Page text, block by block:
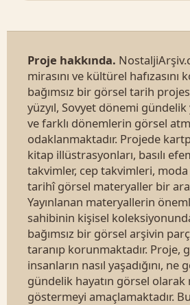
Proje hakkında.
mirasını ve kültürel hafızasını
bağımsız bir görsel tarih
yüzyıl, Sovyet dönemi gündelik
ve farklı dönemlerin görsel
odaklanmaktadır. Projede
kitap illüstrasyonları, basılı
takvimler, cep takvimleri,
tarihî görsel materyaller bir
Yayınlanan materyallerin
sahibinin kişisel
bağımsız bir görsel arşivin
taranıp korunmaktadır. Proje,
insanların nasıl yaşadığını,
gündelik hayatın görsel olarak
göstermeyi amaçlamaktadır.